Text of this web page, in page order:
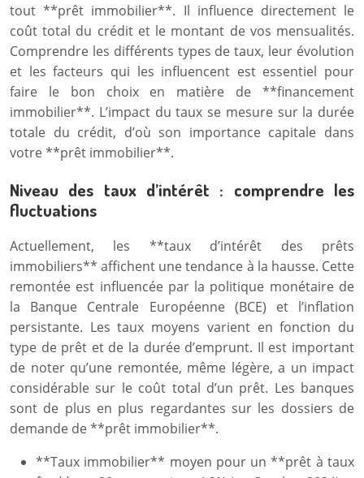
tout **prêt immobilier**. Il influence directement le
coût total du crédit et le montant de vos mensualités.
Comprendre les différents types de taux, leur évolution
et les facteurs qui les influencent est essentiel pour
faire le bon choix en matière de **financement
immobilier**. L’impact du taux se mesure sur la durée
totale du crédit, d’où son importance capitale dans
votre **prêt immobilier**.
Niveau des taux d’intérêt : comprendre les
fluctuations
Actuellement, les **taux d’intérêt des prêts
immobiliers** affichent une tendance à la hausse. Cette
remontée est influencée par la politique monétaire de
la Banque Centrale Européenne (BCE) et l’inflation
persistante. Les taux moyens varient en fonction du
type de prêt et de la durée d’emprunt. Il est important
de noter qu’une remontée, même légère, a un impact
considérable sur le coût total d’un prêt. Les banques
sont de plus en plus regardantes sur les dossiers de
demande de **prêt immobilier**.
**Taux immobilier** moyen pour un **prêt à taux